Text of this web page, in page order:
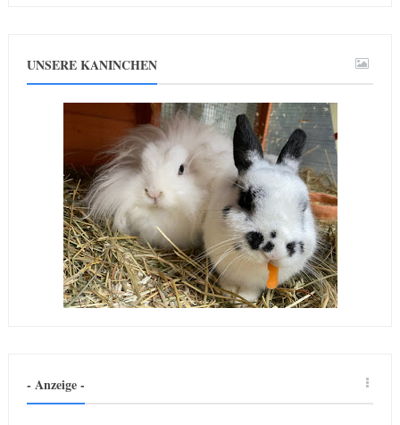
UNSERE KANINCHEN
- Anzeige -